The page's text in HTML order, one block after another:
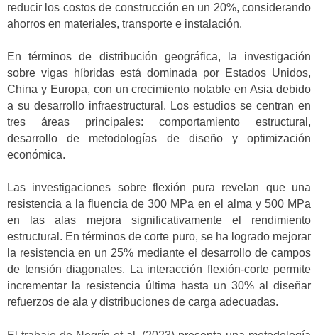
reducir los costos de construcción en un 20%, considerando
ahorros en materiales, transporte e instalación.
En términos de distribución geográfica, la investigación
sobre vigas híbridas está dominada por Estados Unidos,
China y Europa, con un crecimiento notable en Asia debido
a su desarrollo infraestructural. Los estudios se centran en
tres áreas principales: comportamiento estructural,
desarrollo de metodologías de diseño y optimización
económica.
Las investigaciones sobre flexión pura revelan que una
resistencia a la fluencia de 300 MPa en el alma y 500 MPa
en las alas mejora significativamente el rendimiento
estructural. En términos de corte puro, se ha logrado mejorar
la resistencia en un 25% mediante el desarrollo de campos
de tensión diagonales. La interacción flexión-corte permite
incrementar la resistencia última hasta un 30% al diseñar
refuerzos de ala y distribuciones de carga adecuadas.